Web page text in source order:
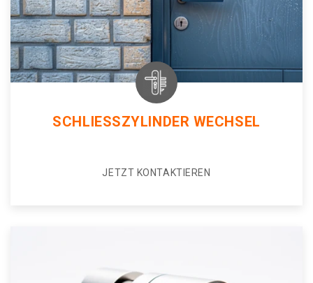
SCHLIESSZYLINDER WECHSEL
JETZT KONTAKTIEREN